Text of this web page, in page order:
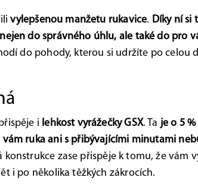
vylepšenou manžetu rukavice. Díky ní si
do správného úhlu, ale také do pro
do pohody, kterou si udržíte po celou
i lehkost vyrážečky GSX. Ta je o 5
ruka ani s přibývajícími minutami
konstrukce zase přispěje k tomu, že vám
i po několika těžkých zákrocích.